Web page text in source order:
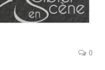
0